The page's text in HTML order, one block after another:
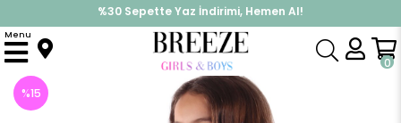
İndirimlere ek %10 İndirimi Kap, Hemen Üye Ol!
0
Menu
Anasayfa Üst Giyim Tişört
%15